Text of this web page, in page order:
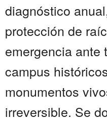
diagnóstico
protección de
emergencia ante
campus
monumentos
irreversible. Se